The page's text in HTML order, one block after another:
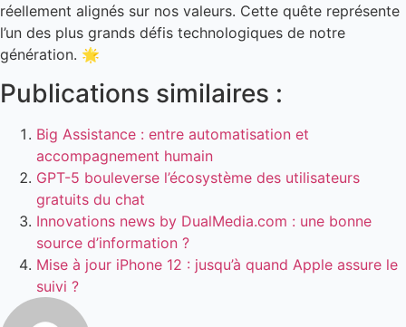
réellement alignés sur nos valeurs. Cette quête représente
l’un des plus grands défis technologiques de notre
génération. 🌟
Publications similaires :
Big Assistance : entre automatisation et
accompagnement humain
GPT-5 bouleverse l’écosystème des utilisateurs
gratuits du chat
Innovations news by DualMedia.com : une bonne
source d’information ?
Mise à jour iPhone 12 : jusqu’à quand Apple assure le
suivi ?